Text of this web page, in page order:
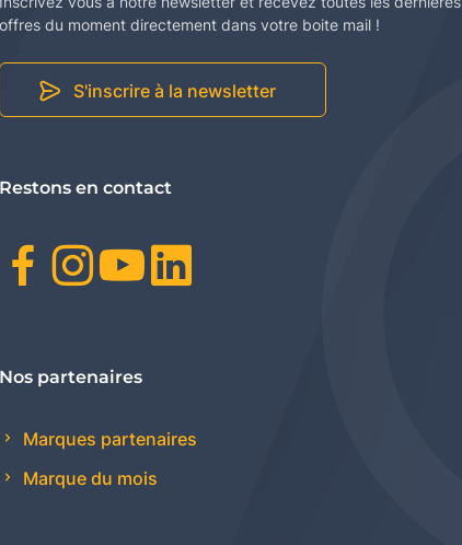
offres du moment directement dans votre boite mail !
S'inscrire à la newsletter
Restons en contact
Facebook
Instagram
Youtube
Nos partenaires
Marques partenaires
Marque du mois